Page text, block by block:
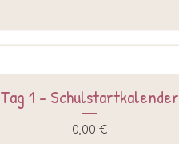
Schnellansicht
Tag 1 - Schulstartkalender
Preis
0,00 €